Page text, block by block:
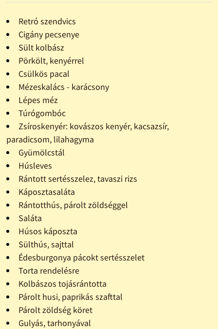
Retró szendvics
Cigány pecsenye
Sült kolbász
Pörkölt, kenyérrel
Csülkös pacal
Mézeskalács - karácsony
Lépes méz
Túrógombóc
Zsíroskenyér: kovászos kenyér, kacsazsír,
paradicsom, lilahagyma
Gyümölcstál
Húsleves
Rántott sertésszelez, tavaszi rizs
Káposztasaláta
Rántotthús, párolt zöldséggel
Saláta
Húsos káposzta
Sülthús, sajttal
Édesburgonya pácokt sertésszelet
Torta rendelésre
Kolbászos tojásrántotta
Párolt husi, paprikás szafttal
Párolt zöldség köret
Gulyás, tarhonyával